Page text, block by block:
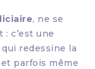
, ne se
c’est une
qui redessine la
parfois même